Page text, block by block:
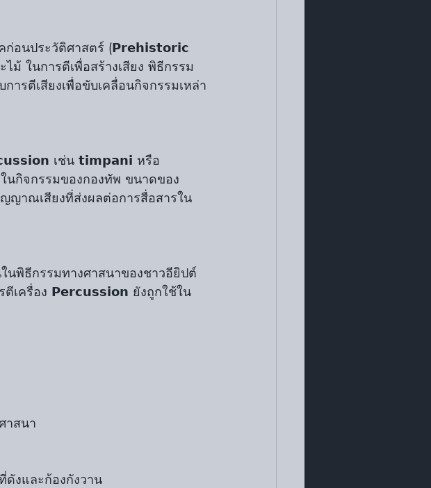
อนประวัติศาสตร์ (𝗣𝗿𝗲𝗵𝗶𝘀𝘁𝗼𝗿𝗶𝗰
ในการตีเพื่อสร้างเสียง พิธีกรรม
ารตีเสียงเพื่อขับเคลื่อนกิจกรรมเหล่า
เช่น 𝘁𝗶𝗺𝗽𝗮𝗻𝗶 หรือ
นกิจกรรมของกองทัพ ขนาดของ
ญาณเสียงที่ส่งผลต่อการสื่อสารใน
นพิธีกรรมทางศาสนาของชาวอียิปต์
เครื่อง 𝗣𝗲𝗿𝗰𝘂𝘀𝘀𝗶𝗼𝗻 ยังถูกใช้ใน
าสนา
ดังและก้องกังวาน